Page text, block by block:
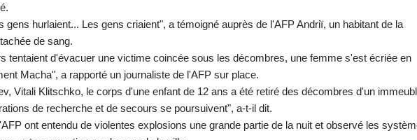
gens hurlaient... Les gens criaient", a témoigné auprès de l'AFP Andriï, un habitant de la
de sang.
tentaient d'évacuer une victime coincée sous les décombres, une femme s'est écriée en
Macha", a rapporté un journaliste de l'AFP sur place.
Vitali Klitschko, le corps d'une enfant de 12 ans a été retiré des décombres d'un
de recherche et de secours se poursuivent", a-t-il dit.
ont entendu de violentes explosions une grande partie de la nuit et observé les